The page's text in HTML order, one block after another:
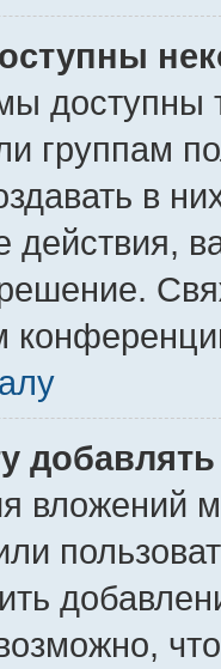
доступны
группам
в
действия,
вложений